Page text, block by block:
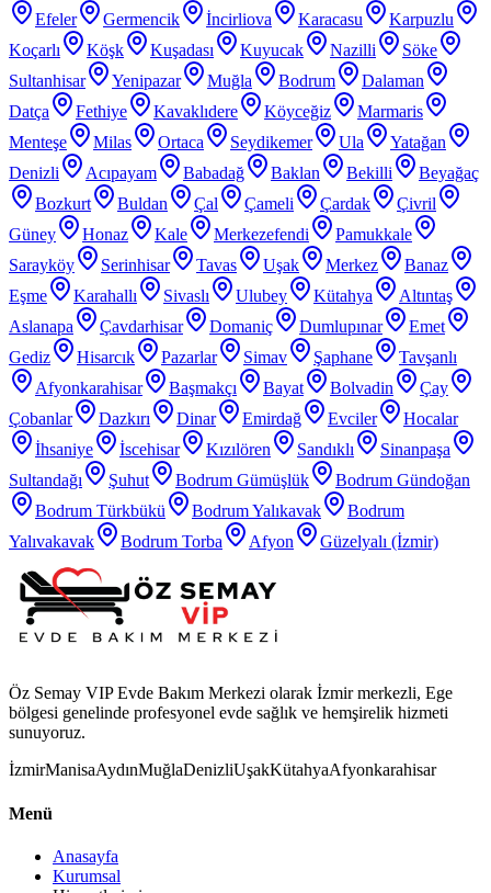
Efeler
Germencik İncirliova Karacasu
Karpuzlu
Koçarlı
Köşk Kuşadası Kuyucak Nazilli
Söke
Sultanhisar
Yenipazar Muğla Bodrum
Dalaman
Datça
Fethiye Kavaklıdere Köyceğiz
Marmaris
Menteşe
Milas Ortaca Seydikemer Ula
Yatağan
Denizli
Acıpayam Babadağ Baklan Bekilli
Beyağaç
Bozkurt
Buldan Çal Çameli Çardak
Çivril
Güney
Honaz Kale Merkezefendi
Pamukkale
Sarayköy
Serinhisar Tavas Uşak Merkez
Banaz
Eşme
Karahallı Sivaslı Ulubey Kütahya
Altıntaş
Aslanapa
Çavdarhisar Domaniç Dumlupınar
Emet
Gediz
Hisarcık Pazarlar Simav Şaphane
Tavşanlı
Afyonkarahisar
Başmakçı Bayat Bolvadin
Çay
Çobanlar
Dazkırı Dinar Emirdağ Evciler
Hocalar
İhsaniye
İscehisar Kızılören Sandıklı
Sinanpaşa
Sultandağı
Şuhut Bodrum Gümüşlük
Bodrum Gündoğan
Bodrum Türkbükü
Bodrum Yalıkavak
Bodrum
Yalıvakavak
Bodrum Torba Afyon Güzelyalı (İzmir)
Öz Semay VIP Evde Bakım Merkezi olarak İzmir merkezli, Ege
bölgesi genelinde profesyonel evde sağlık ve hemşirelik hizmeti
sunuyoruz.
İzmirManisaAydınMuğlaDenizliUşakKütahyaAfyonkarahisar
Menü
Anasayfa
Kurumsal